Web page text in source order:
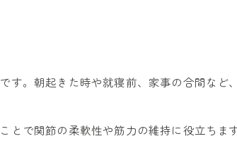
骨院の特徴とは
ケア案内
。朝起きた時や就寝前、家事の合間など
で関節の柔軟性や筋力の維持に役立ちま